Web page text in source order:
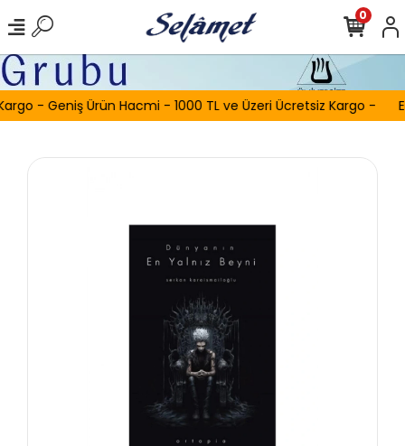
- Geniş Ürün Hacmi - 1000 TL ve Üzeri Ücretsiz Kargo -
0